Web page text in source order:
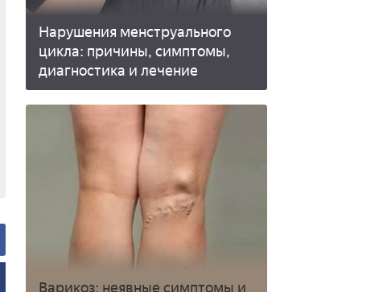
Нарушения менструального
цикла: причины, симптомы,
диагностика и лечение
Варикоз: неявные симптомы и